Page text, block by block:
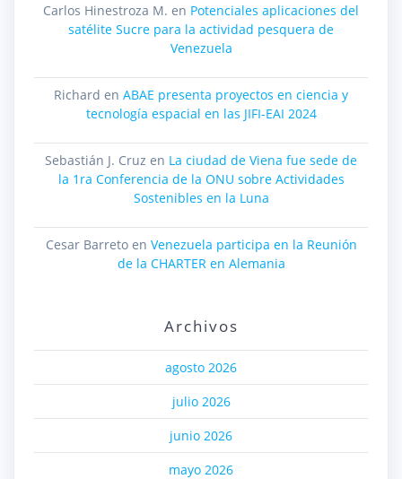
Carlos Hinestroza M. en Potenciales aplicaciones del
satélite Sucre para la actividad pesquera de
Venezuela
Richard en ABAE presenta proyectos en ciencia y
tecnología espacial en las JIFI-EAI 2024
Sebastián J. Cruz en La ciudad de Viena fue sede de
la 1ra Conferencia de la ONU sobre Actividades
Sostenibles en la Luna
Cesar Barretoen Venezuela participa en la Reunión
de la CHARTER en Alemania
Archivos
agosto 2026
julio 2026
junio 2026
mayo 2026